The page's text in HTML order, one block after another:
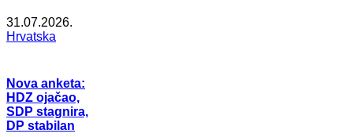
31.07.2026.
Hrvatska
Nova anketa:
HDZ ojačao,
SDP stagnira,
DP stabilan